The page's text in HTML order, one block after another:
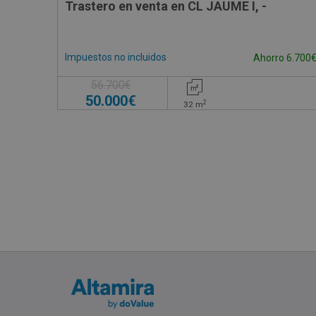
Trastero en venta en CL JAUME I, -
Impuestos no incluidos Ahorro 6.700€
56.700€
50.000€ 32 m2